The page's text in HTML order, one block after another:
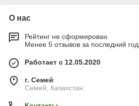
О нас
Рейтинг не сформирован
Менее 5 отзывов за последний год
Работает с 12.05.2020
г. Семей
Семей, Казахстан